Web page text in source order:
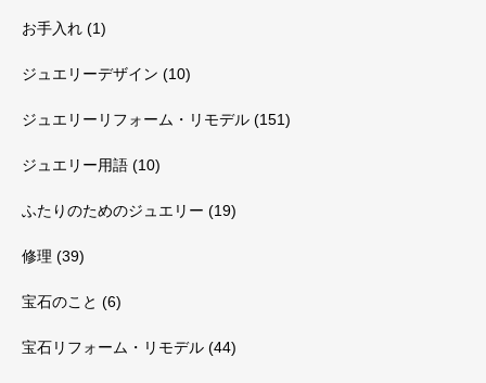
お手入れ (1)
ジュエリーデザイン (10)
ジュエリーリフォーム・リモデル (151)
ジュエリー用語 (10)
ふたりのためのジュエリー (19)
修理 (39)
宝石のこと (6)
宝石リフォーム・リモデル (44)